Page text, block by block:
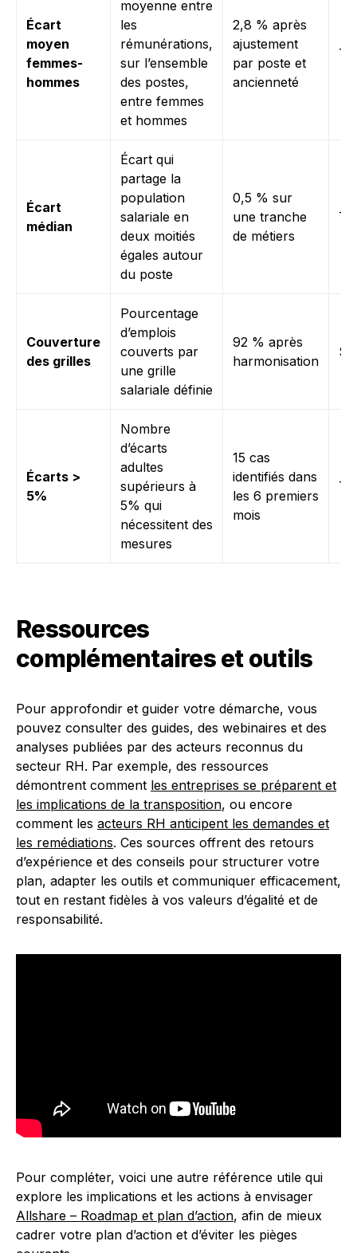
Écart
moyen
femmes-
hommes
moyenne entre
les
rémunérations,
sur l’ensemble
des postes,
entre femmes
et hommes
2,8 % après
ajustement
par poste et
ancienneté
Écart
médian
Écart qui
partage la
population
salariale en
deux moitiés
égales autour
du poste
0,5 % sur
une tranche
de métiers
Couverture
des grilles
Pourcentage
d’emplois
couverts par
une grille
salariale définie
92 % après
harmonisation
Écarts >
5%
Nombre
d’écarts
adultes
supérieurs à
5% qui
nécessitent des
mesures
15 cas
identifiés dans
les 6 premiers
mois
Ressources
complémentaires et outils
Pour approfondir et guider votre démarche, vous
pouvez consulter des guides, des webinaires et des
analyses publiées par des acteurs reconnus du
secteur RH. Par exemple, des ressources
démontrent comment les entreprises se préparent et
les implications de la transposition, ou encore
comment les acteurs RH anticipent les demandes et
les remédiations. Ces sources offrent des retours
d’expérience et des conseils pour structurer votre
plan, adapter les outils et communiquer efficacement,
tout en restant fidèles à vos valeurs d’égalité et de
responsabilité.
Pour compléter, voici une autre référence utile qui
explore les implications et les actions à envisager
Allshare – Roadmap et plan d’action, afin de mieux
cadrer votre plan d’action et d’éviter les pièges